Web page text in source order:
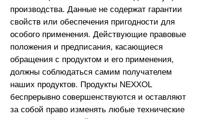
партнёрам
О компании
Новости
Где купить
Контакты
Политика использования файлов cookie